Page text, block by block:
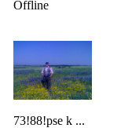
Offline
73!88!pse k ...